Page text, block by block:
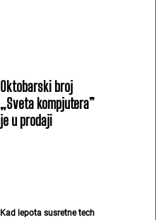
Oktobarski broj
„Sveta kompjutera”
je u prodaji
Kad lepota susretne tech